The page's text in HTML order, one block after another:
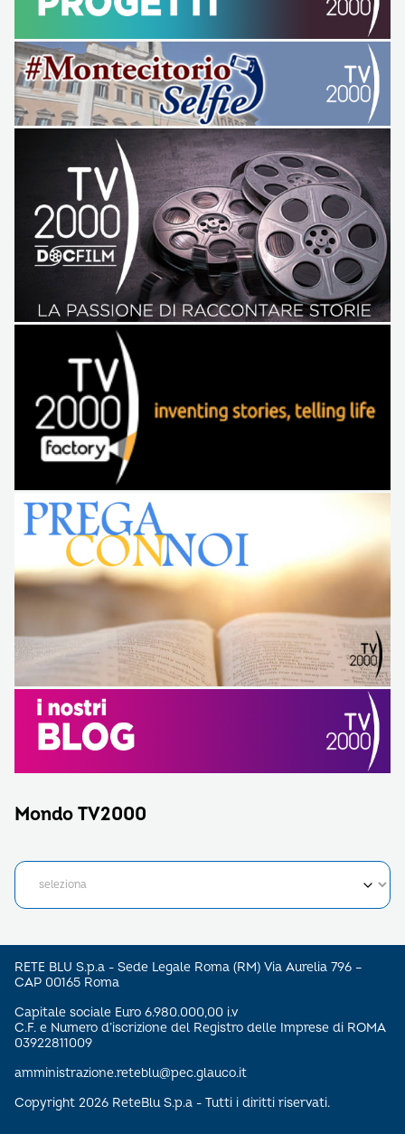
Mondo TV2000
RETE BLU S.p.a - Sede Legale Roma (RM) Via Aurelia 796 –
CAP 00165 Roma
Capitale sociale Euro 6.980.000,00 i.v
C.F. e Numero d’iscrizione del Registro delle Imprese di ROMA
03922811009
amministrazione.reteblu@pec.glauco.it
Copyright 2026 ReteBlu S.p.a - Tutti i diritti riservati.